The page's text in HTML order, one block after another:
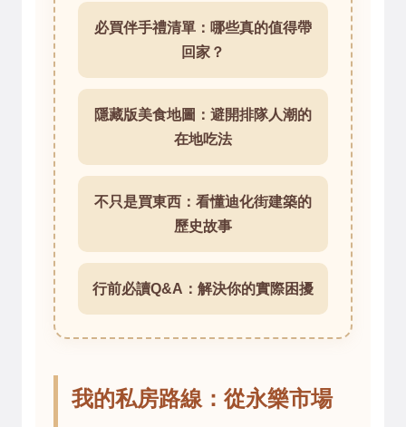
必買伴手禮清單：哪些真的值得帶
回家？
隱藏版美食地圖：避開排隊人潮的
在地吃法
不只是買東西：看懂迪化街建築的
歷史故事
行前必讀Q&A：解決你的實際困擾
我的私房路線：從永樂市場